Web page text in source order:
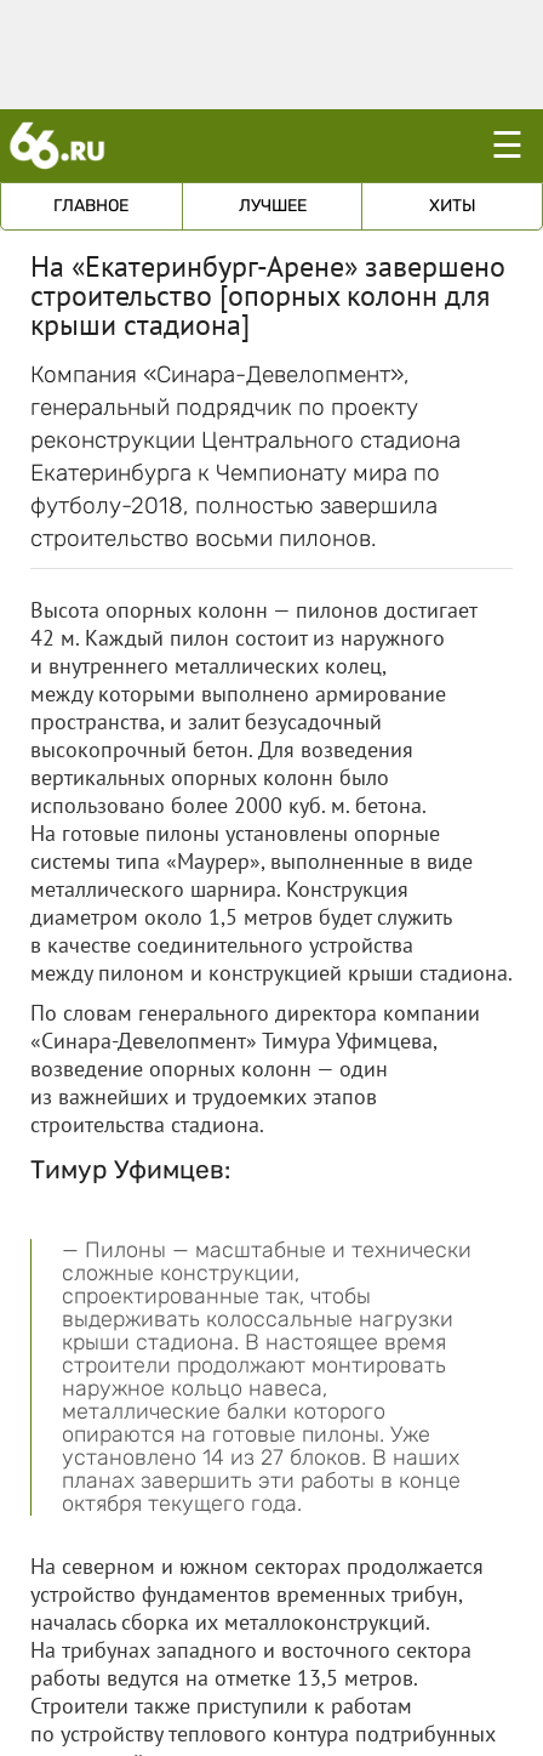
☰
ГЛАВНОЕ ЛУЧШЕЕ ХИТЫ
На «Екатеринбург-Арене» завершено
строительство [опорных колонн для
крыши стадиона]
Компания «Синара-Девелопмент»,
генеральный подрядчик по проекту
реконструкции Центрального стадиона
Екатеринбурга к Чемпионату мира по
футболу-2018, полностью завершила
строительство восьми пилонов.
Высота опорных колонн — пилонов достигает
42 м. Каждый пилон состоит из наружного
и внутреннего металлических колец,
между которыми выполнено армирование
пространства, и залит безусадочный
высокопрочный бетон. Для возведения
вертикальных опорных колонн было
использовано более 2000 куб. м. бетона.
На готовые пилоны установлены опорные
системы типа «Mаурер», выполненные в виде
металлического шарнира. Конструкция
диаметром около 1,5 метров будет служить
в качестве соединительного устройства
между пилоном и конструкцией крыши стадиона.
По словам генерального директора компании
«Синара-Девелопмент» Тимура Уфимцева,
возведение опорных колонн — один
из важнейших и трудоемких этапов
строительства стадиона.
Тимур Уфимцев:
— Пилоны — масштабные и технически
сложные конструкции,
спроектированные так, чтобы
выдерживать колоссальные нагрузки
крыши стадиона. В настоящее время
строители продолжают монтировать
наружное кольцо навеса,
металлические балки которого
опираются на готовые пилоны. Уже
установлено 14 из 27 блоков. В наших
планах завершить эти работы в конце
октября текущего года.
На северном и южном секторах продолжается
устройство фундаментов временных трибун,
началась сборка их металлоконструкций.
На трибунах западного и восточного сектора
работы ведутся на отметке 13,5 метров.
Строители также приступили к работам
по устройству теплового контура подтрибунных